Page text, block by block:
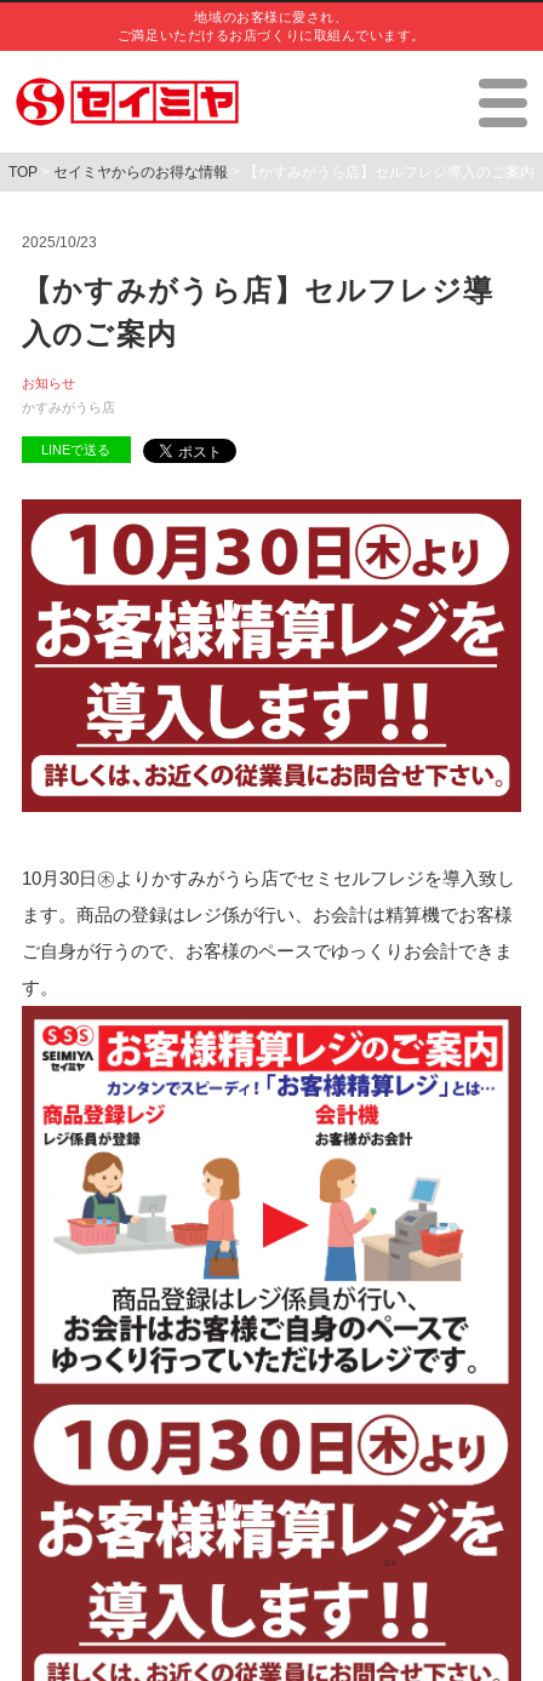
地域のお客様に愛され、
ご満足いただけるお店づくりに取組んでいます。
TOP > セイミヤからのお得な情報 > 【かすみがうら店】セルフレジ導入のご案内
2025/10/23
【かすみがうら店】セルフレジ導
入のご案内
お知らせ
かすみがうら店
LINEで送る
10月30日㊍よりかすみがうら店でセミセルフレジを導入致し
ます。商品の登録はレジ係が行い、お会計は精算機でお客様
ご自身が行うので、お客様のペースでゆっくりお会計できま
す。